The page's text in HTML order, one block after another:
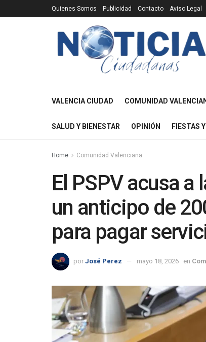
Quienes Somos Publicidad Contacto Aviso Legal
VALENCIA CIUDAD COMUNIDAD
SALUD Y BIENESTAR OPINIÓN FIESTAS
Home Comunidad Valenciana
El PSPV acusa
un anticipo de
para pagar
por José Perez mayo 18, 2026 en